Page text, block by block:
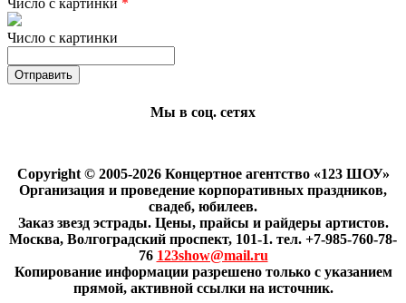
Число с картинки *
Число с картинки
Мы в соц. сетях
Copyright © 2005-2026 Концертное агентство «123 ШОУ»
Организация и проведение корпоративных праздников,
свадеб, юбилеев.
Заказ звезд эстрады. Цены, прайсы и райдеры артистов.
Москва, Волгоградский проспект, 101-1. тел. +7-985-760-78-
76 123show@mail.ru
Копирование информации разрешено только с указанием
прямой, активной ссылки на источник.